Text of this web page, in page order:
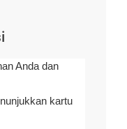
Anda dan
kartu